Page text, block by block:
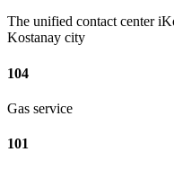
The unified contact center
Kostanay city
104
Gas service
101